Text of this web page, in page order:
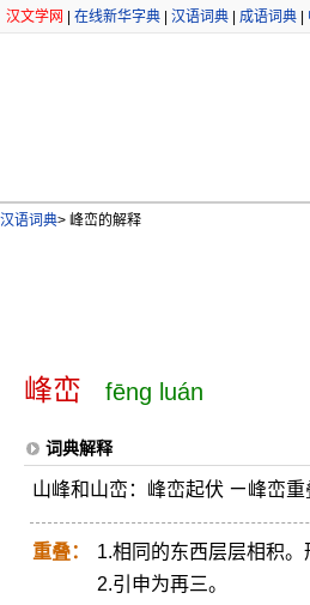
汉文学网 在线新华字典 汉语词典 成语词典
汉语词典> 峰峦的解释
峰峦 fēng luán
词典解释
山峰和山峦：峰峦起伏 ㄧ峰峦重
重叠：
1.相同的东西层层相积。
2.引申为再三。